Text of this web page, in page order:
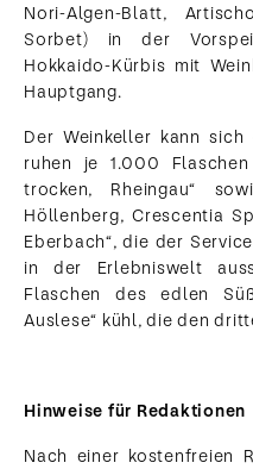
Nori-Algen-Blatt,
Sorbet) in der
Hokkaido-Kürbis mit
Hauptgang.
Der Weinkeller kann
ruhen je 1.000
trocken, Rheingau“
Höllenberg, Crescentia
Eberbach“, die der
in der Erlebniswelt
Flaschen des edlen
Auslese“ kühl, die den
Hinweise für Redaktionen
Nach einer kostenfreien